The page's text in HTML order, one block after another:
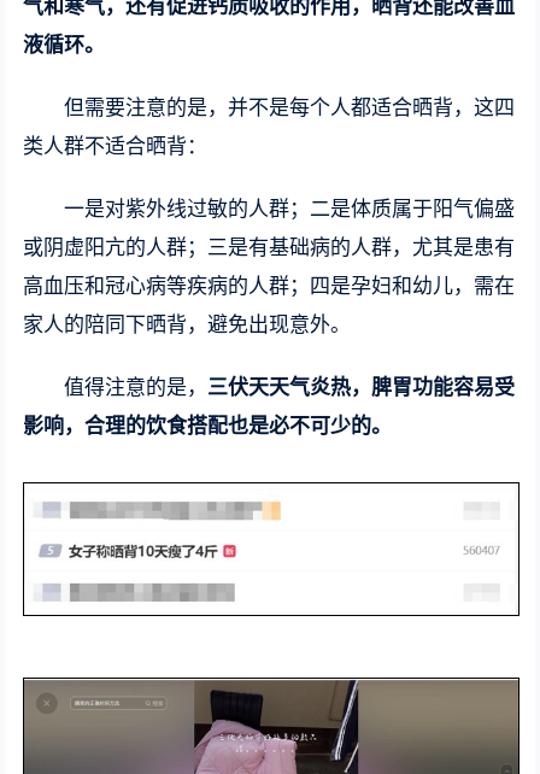
气和寒气，还有促进钙质吸收的作用，晒背还能改善血
液循环。
但需要注意的是，并不是每个人都适合晒背，这四
类人群不适合晒背：
一是对紫外线过敏的人群；二是体质属于阳气偏盛
或阴虚阳亢的人群；三是有基础病的人群，尤其是患有
高血压和冠心病等疾病的人群；四是孕妇和幼儿，需在
家人的陪同下晒背，避免出现意外。
值得注意的是， 三伏天天气炎热，脾胃功能容易受
影响，合理的饮食搭配也是必不可少的。